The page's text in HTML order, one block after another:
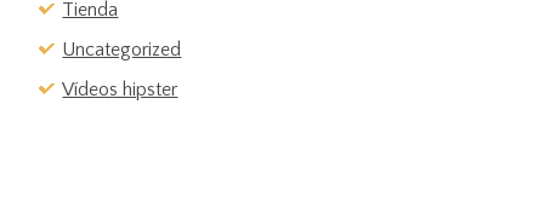
Tienda
Uncategorized
Vídeos hipster